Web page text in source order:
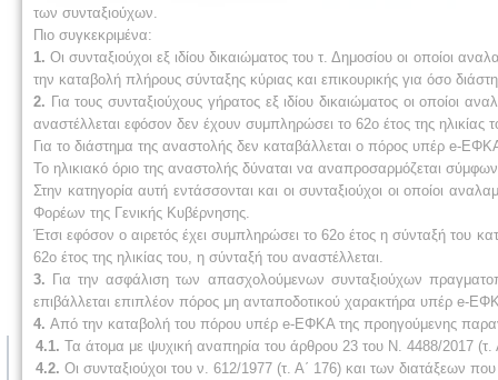
των συνταξιούχων.
Πιο συγκεκριμένα:
1. Οι συνταξιούχοι εξ ιδίου δικαιώματος του τ. Δημοσίου οι οποίοι
την καταβολή πλήρους σύνταξης κύριας και επικουρικής για όσο
2. Για τους συνταξιούχους γήρατος εξ ιδίου δικαιώματος οι οποίοι
αναστέλλεται εφόσον δεν έχουν συμπληρώσει το 62ο έτος της ηλικίας
Για το διάστημα της αναστολής δεν καταβάλλεται ο πόρος υπέρ e-
Το ηλικιακό όριο της αναστολής δύναται να αναπροσαρμόζεται
Στην κατηγορία αυτή εντάσσονται και οι συνταξιούχοι οι οποίοι
Φορέων της Γενικής Κυβέρνησης.
Έτσι εφόσον ο αιρετός έχει συμπληρώσει το 62ο έτος η σύνταξή του
62ο έτος της ηλικίας του, η σύνταξή του αναστέλλεται.
3. Για την ασφάλιση των απασχολούμενων συνταξιούχων
επιβάλλεται επιπλέον πόρος μη ανταποδοτικού χαρακτήρα υπέρ e-
4. Από την καταβολή του πόρου υπέρ e-ΕΦΚΑ της προηγούμενης
4.1. Τα άτομα με ψυχική αναπηρία του άρθρου 23 του Ν. 4488/2017 (τ.
4.2. Οι συνταξιούχοι του ν. 612/1977 (τ. Α΄ 176) και των διατάξεων